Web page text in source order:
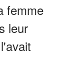
femme
leur